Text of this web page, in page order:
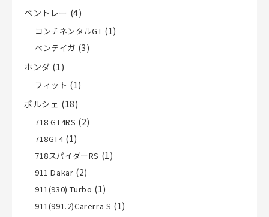
ベントレー (4)
コンチネンタルGT (1)
ベンテイガ (3)
ホンダ (1)
フィット (1)
ポルシェ (18)
718 GT4RS (2)
718GT4(1)
718スパイダーRS (1)
911 Dakar (2)
911(930) Turbo (1)
911(991.2)Carerra S (1)